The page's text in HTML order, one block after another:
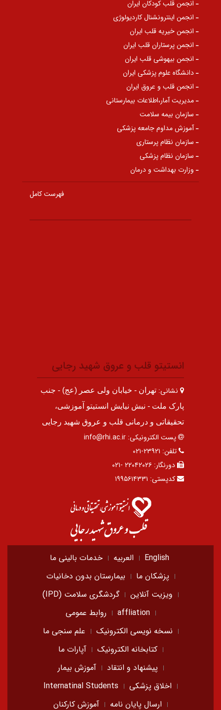
انجمن قلب کودکان ایران
انجمن اینترونشنال کاردیولوژی
انجمن خیریه قلب ایران
انجمن پرستاران قلب ایران
انجمن بیهوشی قلب ایران
دانشگاه علوم پزشکی ایران
انجمن قلب و عروق ایران
مدیریت آمار،اطلاعات بیمارستانی
سازمان بیمه سلامت
آموزش مداوم جامعه پزشکی
سازمان نظام پرستاری
سازمان نظام پزشکی
وزارت بهداشت و درمان
فهرست کامل
انستیتو قلب و عروق شهید رجایی
نشانی: تهران - خیابان ولی عصر (عج) - جنب
پارک ملت - نبش نیایش انستیتو آموزشی،
تحقیقاتی و درمانی قلب و عروق شهید رجایی
پست الکترونیکی: info@rhi.ac.ir
تلفن: ۲۳۹۲۱-۰۲۱
دورنگار: ۲۲۰۴۲۰۲۶ -۰۲۱
کدپستی: ۱۹۹۵۶۱۴۳۳۱
English العربیه
خدمات بالینی ما
پزشکان ما
بیمارستان بدون دخانیات
ویزیت آنلاین
گردشگری سلامت (IPD)
affliation
روابط عمومی
نسخه نویسی الکترونیک
علم سنجی ما
کتابخانه الکترونیک
آپارات ما
پیشنهاد و انتقاد
آموزش بیمار
اخلاق پزشکی
Internatinal Students
ارسال پایان نامه
آموزش کارکنان